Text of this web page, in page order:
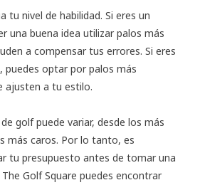
tu nivel de habilidad. Si eres un
una buena idea utilizar palos más
a compensar tus errores. Si eres
puedes optar por palos más
ajusten a tu estilo.
golf puede variar, desde los más
más caros. Por lo tanto, es
tu presupuesto antes de tomar una
Golf Square puedes encontrar